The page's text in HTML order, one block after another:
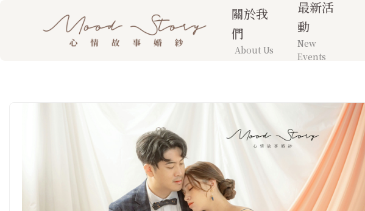
關於我
們
About Us
最新活
動
New
Events